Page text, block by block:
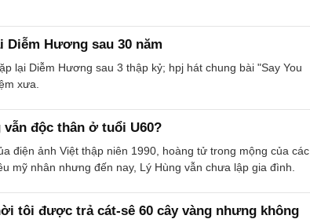
Diễm Hương sau 30 năm
lại Diễm Hương sau 3 thập kỷ; hpj hát chung bài "Say You
xưa.
vẫn độc thân ở tuổi U60?
điện ảnh Việt thập niên 1990, hoàng tử trong mộng của các
mỹ nhân nhưng đến nay, Lý Hùng vẫn chưa lập gia đình.
tôi được trả cát-sê 60 cây vàng nhưng không